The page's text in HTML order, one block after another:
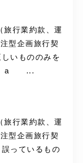
旅行業約款、運
型企画旅行契
いもののみを
。 a ...
旅行業約款、運
型企画旅行契
っているもの